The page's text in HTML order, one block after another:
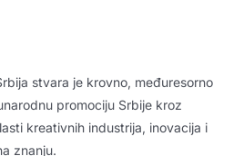
stvara je krovno, međuresorno
promociju Srbije kroz
kreativnih industrija, inovacija i
znanju.